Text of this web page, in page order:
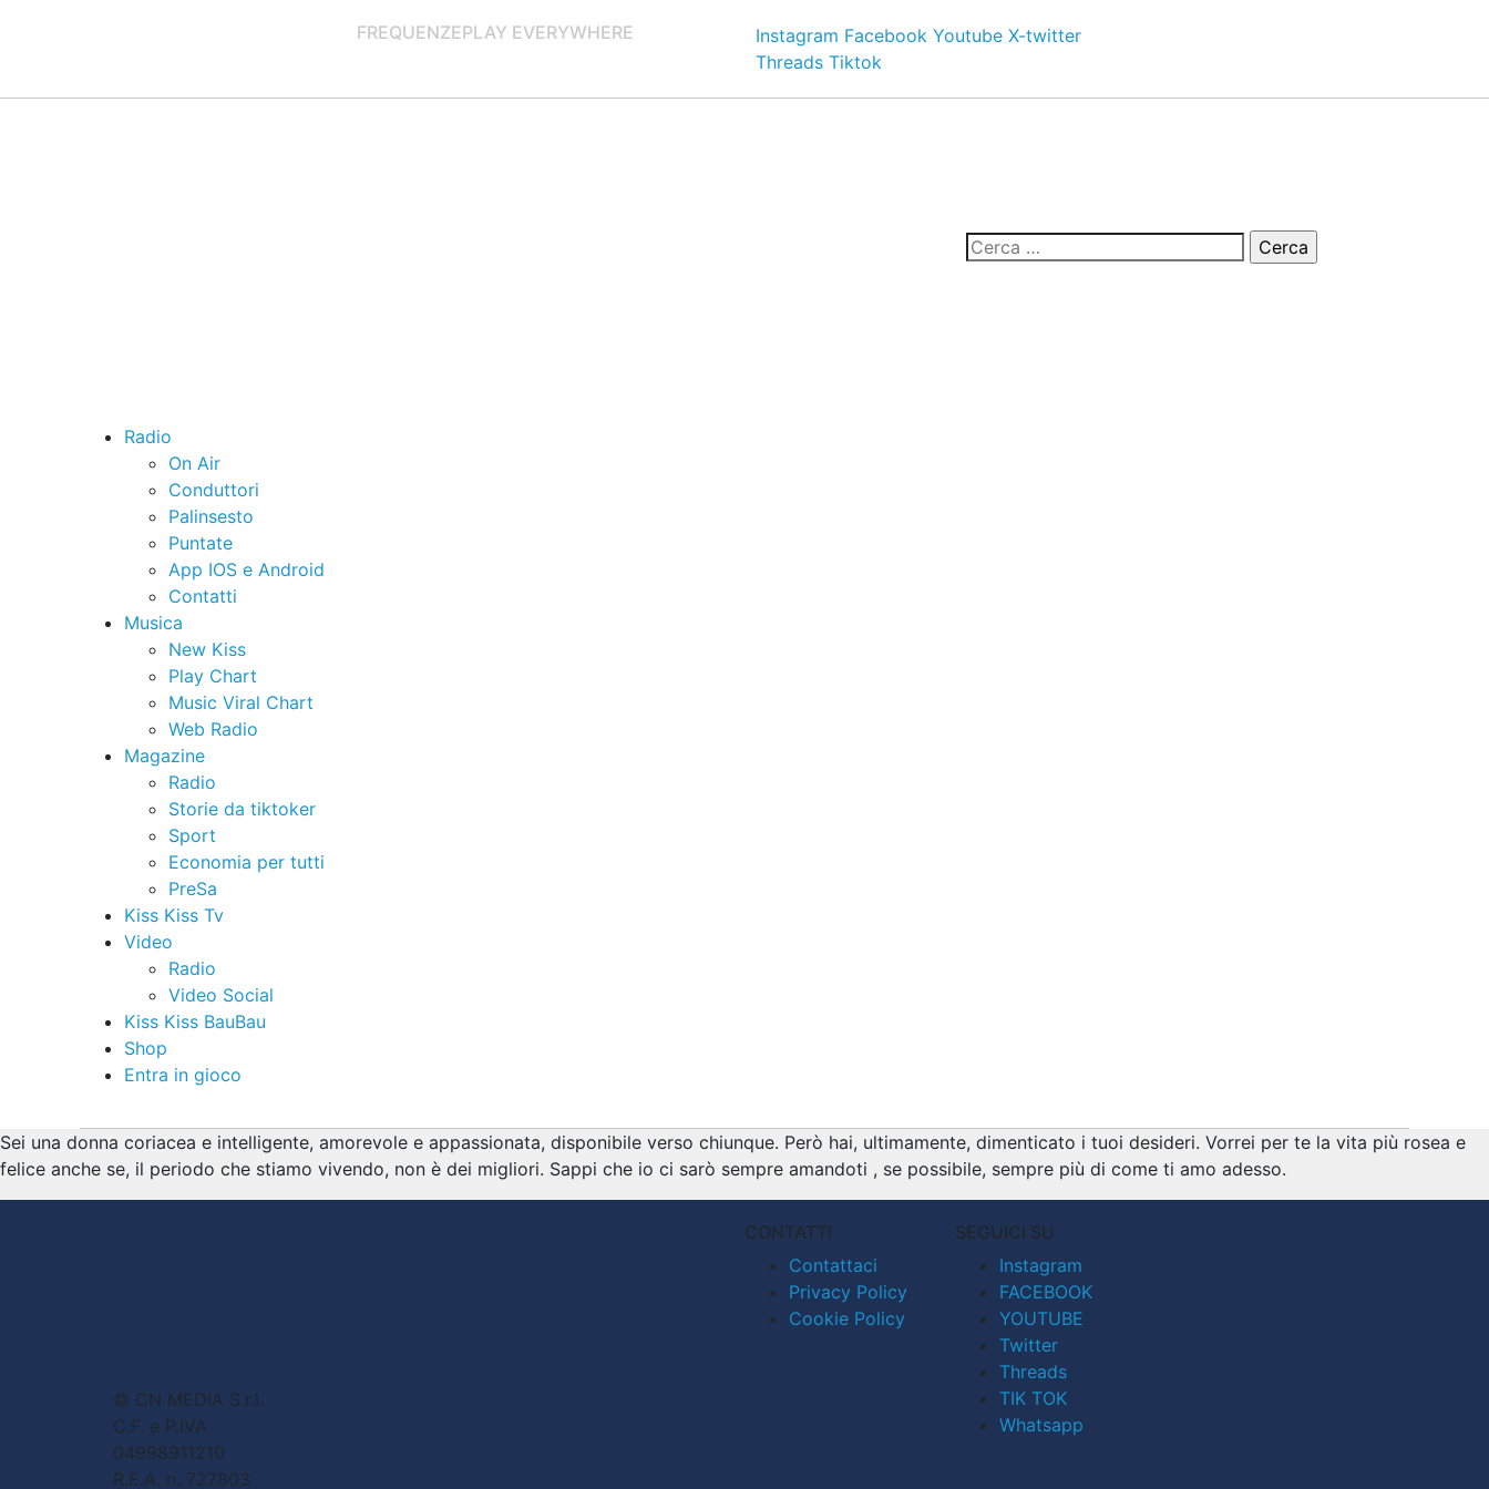
FREQUENZEPLAY EVERYWHERE Instagram Facebook Youtube X-twitter
Threads Tiktok
Radio
On Air
Conduttori
Palinsesto
Puntate
App IOS e Android
Contatti
Musica
New Kiss
Play Chart
Music Viral Chart
Web Radio
Magazine
Radio
Storie da tiktoker
Sport
Economia per tutti
PreSa
Kiss Kiss Tv
Video
Radio
Video Social
Kiss Kiss BauBau
Shop
Entra in gioco
Sei una donna coriacea e intelligente, amorevole e appassionata, disponibile verso chiunque. Però hai, ultimamente, dimenticato i tuoi desideri. Vorrei per te la vita più rosea e
felice anche se, il periodo che stiamo vivendo, non è dei migliori. Sappi che io ci sarò sempre amandoti , se possibile, sempre più di come ti amo adesso.
© CN MEDIA S.r.l.
C.F. e P.IVA
04998911210
R.E.A. n. 727803
CONTATTI
Contattaci
Privacy Policy
Cookie Policy
SEGUICI SU
Instagram
FACEBOOK
YOUTUBE
Twitter
Threads
TIK TOK
Whatsapp